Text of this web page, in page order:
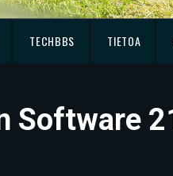
TECHBBS TIETOA
Software